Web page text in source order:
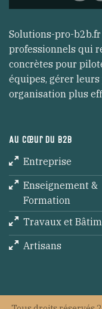
Solutions-pro-
professionnels qui
concrètes pour
équipes, gérer
organisation plus
Au cœur du B2B
Entreprise
Enseignement &
Formation
Travaux et
Artisans